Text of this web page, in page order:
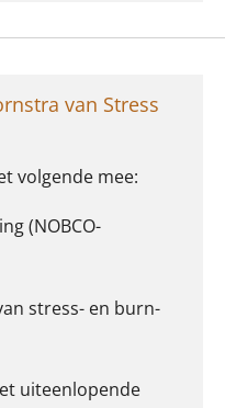
van Stress
volgende mee:
(NOBCO-
stress- en burn-
uiteenlopende